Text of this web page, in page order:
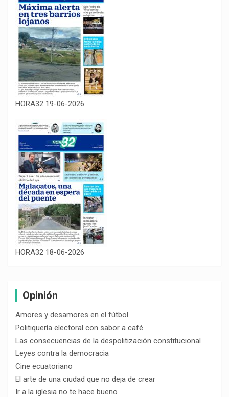
HORA32 19-06-2026
HORA32 18-06-2026
Opinión
Amores y desamores en el fútbol
Politiquería electoral con sabor a café
Las consecuencias de la despolitización constitucional
Leyes contra la democracia
Cine ecuatoriano
El arte de una ciudad que no deja de crear
Ir a la iglesia no te hace bueno